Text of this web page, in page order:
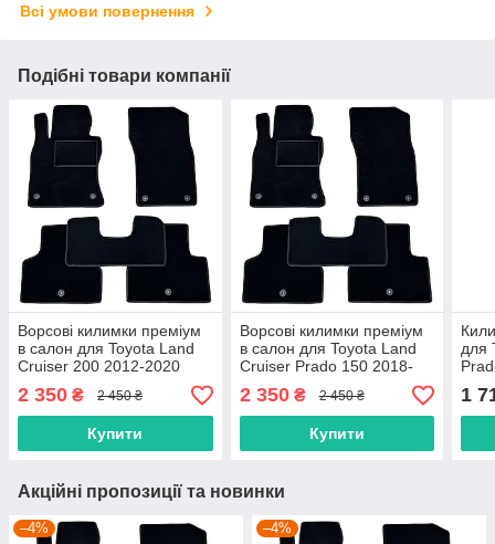
Всі умови повернення
Подібні товари компанії
Ворсові килимки преміум
в салон для Toyota Land
Cruiser 200 2012-2020
рестайлінг / Тойота Ленд
Крузер 200 килимки
2 350 ₴ 2 450 ₴
Купити
Ворсові килимки преміум
в салон для Toyota Land
Cruiser Prado 150 2018-
2024 / Тойота Ленд Крузер
Прадо 150 килимки
2 350₴ 2 450 ₴
Купити
для
1
Акційні пропозиції та новинки
–4% –4%